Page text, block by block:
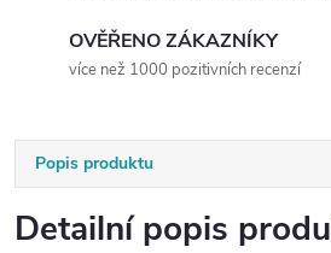
OVĚŘENO ZÁKAZNÍKY
více než 1000 pozitivních recenzí
Popis produktu
Detailní popis